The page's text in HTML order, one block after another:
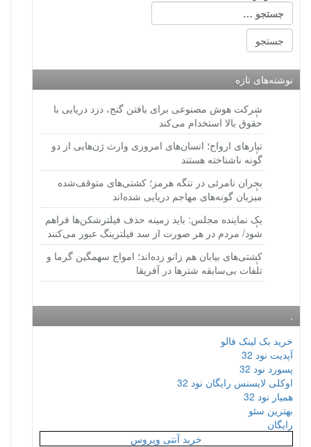
نوشته‌های تازه
شرکت هوش مصنوعی برای یافتن گنج، دزد دریایی با
حقوق بالا استخدام می‌کند
تبارهای ارواح؛ انسان‌های امروزی وارث ژن‌هایی از دو
گونه ناشناخته هستند
بحران نامرئی در تنگه هرمز؛ کشتی‌های متوقف‌شده
میزبان گونه‌های مهاجم دریایی شده‌اند
یک نماینده مجلس: باید زمینه حذف فیلترشکن‌ها فراهم
شود/ مردم در هر صورت از سد فیلترینگ عبور می‌کنند
کشتی‌های بیابان هم زانو زده‌اند؛ امواج سهمگین گرما و
تلفات بی‌سابقه شترها در آفریقا
.
خرید بک لینک فالو
آپدیت نود 32
پسورد نود 32
اوکلی لایسنس رایگان نود 32
همیار نود 32
بهترین سئو
رایگان
خرید آنتی ویروس